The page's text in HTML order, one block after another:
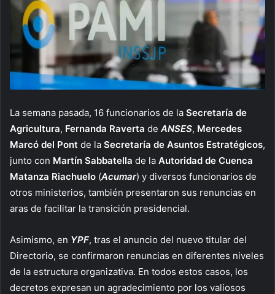
La semana pasada, 16 funcionarios de la Secretaría de
Agricultura, Fernanda Raverta de ANSES, Mercedes
Marcó del Pont de la Secretaría de Asuntos Estratégicos,
junto con Martín Sabbatella de la Autoridad de Cuenca
Matanza Riachuelo (Acumar) y diversos funcionarios de
otros ministerios, también presentaron sus renuncias en
aras de facilitar la transición presidencial.
Asimismo, en YPF, tras el anuncio del nuevo titular del
Directorio, se confirmaron renuncias en diferentes niveles
de la estructura organizativa. En todos estos casos, los
decretos expresan un agradecimiento por los valiosos